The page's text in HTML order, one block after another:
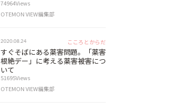
74964Views
OTEMON VIEW編集部
2020.08.24 こころとからだ
すぐそばにある薬害問題。「薬害
根絶デー」に考える薬害被害につ
いて
51695Views
OTEMON VIEW編集部